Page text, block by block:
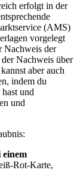
erfolgt in der
(AMS)
vorgelegt
Nachweis der
Nachweis über
aber auch
indem du
und
und
einem
Rot-Karte,